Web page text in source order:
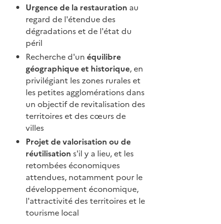
Urgence de la restauration au
regard de l'étendue des
dégradations et de l'état du
péril
Recherche d'un équilibre
géographique et historique, en
privilégiant les zones rurales et
les petites agglomérations dans
un objectif de revitalisation des
territoires et des cœurs de
villes
Projet de valorisation ou de
réutilisation s'il y a lieu, et les
retombées économiques
attendues, notamment pour le
développement économique,
l'attractivité des territoires et le
tourisme local